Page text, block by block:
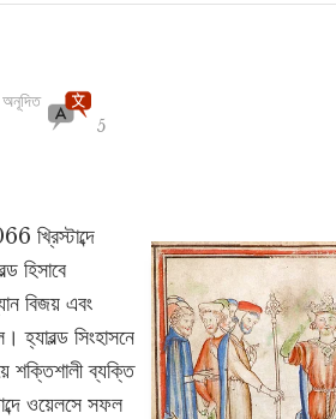
অনূদিত
5
খ্রিস্টাব্দে
হিসাবে
বিজয় এবং
হ্যারল্ড সিংহাসনে
শক্তিশালী ব্যক্তি
ওয়েলসে সফল